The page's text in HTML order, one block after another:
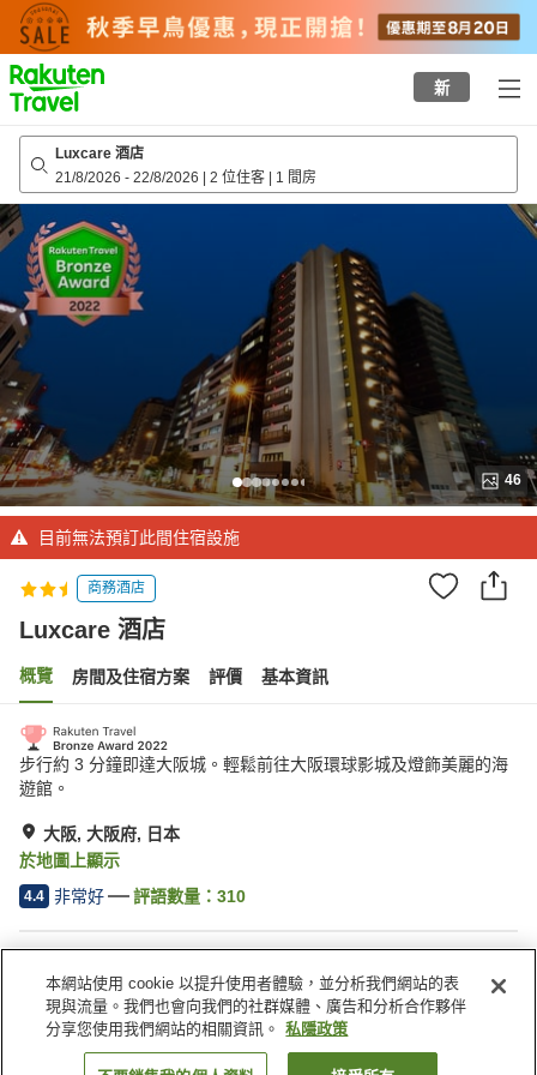
to
top
page
新
Luxcare 酒店
21/8/2026 - 22/8/2026 | 2 位住客 | 1 間房
46
目前無法預訂此間住宿設施
商務酒店
Luxcare 酒店
概覽 房間及住宿方案 評價 基本資訊
步行約 3 分鐘即達大阪城。輕鬆前往大阪環球影城及燈飾美麗的海
遊館。
大阪, 大阪府, 日本
於地圖上顯示
4.4 非常好 評語數量： 310
餐廳
休息室
共用廚房
收費洗衣房
本網站使用 cookie 以提升使用者體驗，並分析我們網站的表
現與流量。我們也會向我們的社群媒體、廣告和分析合作夥伴
分享您使用我們網站的相關資訊。
私隱政策